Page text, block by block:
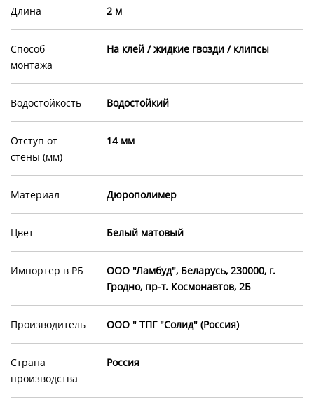
Длина 2 м
Способ
монтажа
На клей / жидкие гвозди / клипсы
Водостойкость Водостойкий
Отступ от
стены (мм)
14 мм
Материал Дюрополимер
Цвет Белый матовый
Импортер в РБ
ООО "Ламбуд", Беларусь, 230000, г.
Гродно, пр-т. Космонавтов, 2Б
Производитель ООО " ТПГ "Солид" (Россия)
Страна
производства
Россия